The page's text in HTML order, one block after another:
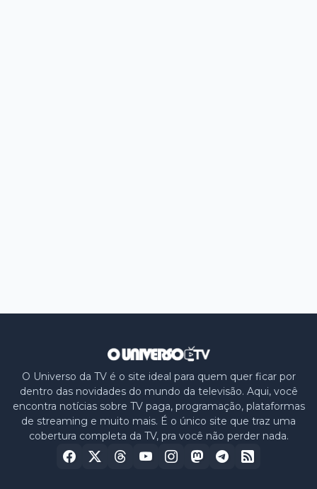
O Universo da TV é o site ideal para quem quer ficar por
dentro das novidades do mundo da televisão. Aqui, você
encontra notícias sobre TV paga, programação, plataformas
de streaming e muito mais. É o único site que traz uma
cobertura completa da TV, pra você não perder nada.